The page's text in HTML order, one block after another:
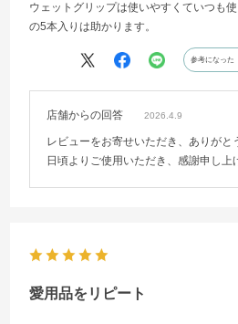
ウェットグリップは使いやすくていつも
の5本入りは助かります。
参考になった
店舗からの回答 2026.4.9
レビューをお寄せいただき、ありがと
日頃よりご使用いただき、感謝申し上
愛用品をリピート